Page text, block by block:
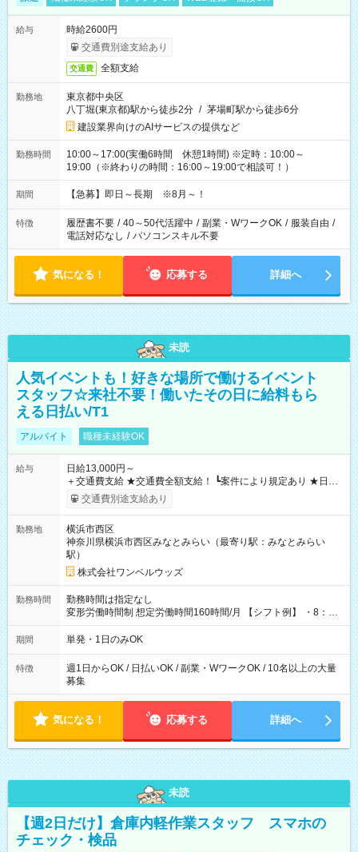
給与
時給2600円
交通費別途支給あり
交通費 全額支給
勤務地
東京都中央区
八丁堀(東京都)駅から徒歩2分 / 茅場町駅から徒歩6分
建設業界向けのAIサービスの提供など
勤務時間
10:00～17:00(実働6時間 休憩1時間) ※定時：10:00～
19:00（※終わりの時間：16:00～19:00で相談可！）
期間 【急募】即日～長期 ※8月～！
特徴 履歴書不要 / 40～50代活躍中 / 副業・WワークOK / 服装自由 /
電話対応なし / パソコンスキル不要
気になる！ 応募する 詳細へ
未読
人気イベントも！好きな場所で働けるイベント
スタッフ☆来社不要！働いたその日に給料もら
える日払い/T1
アルバイト 職種未経験OK
給与
日給13,000円～
＋交通費支給 ★交通費全額支給！ ┗案件により規定あり ★日払
いOK！（規定あり） ┗働いたその日に現金GET♪ お仕事後はコ
ンビニATMから 日払い分を引き落とせます！ 【試用期間】試
交通費別途支給あり
勤務地
横浜市西区
神奈川県横浜市西区みなとみらい（最寄り駅：みなとみらい
駅）
株式会社ワンベルウッズ
勤務時間
勤務時間は指定なし
変形労働時間制 想定労働時間160時間/月 【シフト例】 ・8：00
～21：00
期間 単発・1日のみOK
特徴
週1日からOK / 日払いOK / 副業・WワークOK / 10名以上の大量
募集
気になる！ 応募する 詳細へ
未読
【週2日だけ】倉庫内軽作業スタッフ スマホの
チェック・検品